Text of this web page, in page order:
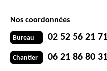
Nos coordonnées
Bureau 02 52 56 21
Chantier 06 21 86 80